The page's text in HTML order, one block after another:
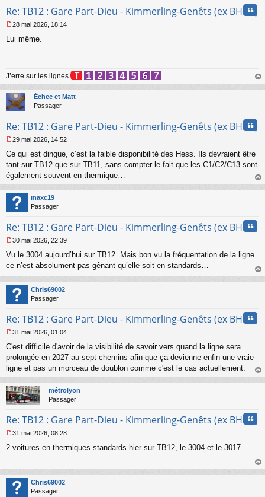
Re: TB12 : Gare Part-Dieu - Kimmerling-Genêts (ex BHNS)
e
g
e
n
o
n
u
28 mai 2026, 18:14
Lui même.
J’erre sur les lignes
au
Échec et Matt
Passager
Re: TB12 : Gare Part-Dieu - Kimmerling-Genêts (ex BHNS)
e
s
s
a
g
e
n
n
u
29 mai 2026, 14:52
Ce qui est dingue, c’est la faible disponibilité des Hess. Ils devraient être
tant sur TB12 que sur TB11, sans compter le fait que les C1/C2/C13 sont
également souvent en thermique…
au
maxc19
Passager
Re: TB12 : Gare Part-Dieu - Kimmerling-Genêts (ex BHNS)
e
s
a
g
e
o
l
u
30 mai 2026, 22:39
Vu le 3004 aujourd’hui sur TB12. Mais bon vu la fréquentation de la ligne
ce n’est absolument pas gênant qu’elle soit en standards…
au
Chris69002
Passager
Re: TB12 : Gare Part-Dieu - Kimmerling-Genêts (ex BHNS)
e
s
s
a
g
e
n
n
u
31 mai 2026, 01:04
C'est difficile d'avoir de la visibilité de savoir vers quand la ligne sera
prolongée en 2027 au sept chemins afin que ça devienne enfin une vraie
ligne et pas un morceau de doublon comme c'est le cas actuellement.
au
métrolyon
Passager
Re: TB12 : Gare Part-Dieu - Kimmerling-Genêts (ex BHNS)
e
a
g
e
31 mai 2026, 08:28
2 voitures en thermiques standards hier sur TB12, le 3004 et le 3017.
au
Chris69002
Passager